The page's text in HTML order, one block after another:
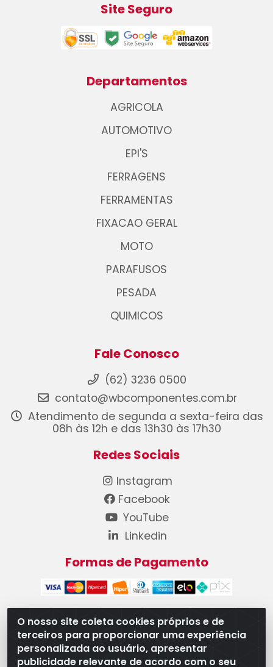
O nosso site coleta cookies próprios e de
terceiros para proporcionar uma experiência
personalizada ao usuário, apresentar
publicidade relevante de acordo com o seu
Site Seguro
Departamentos
AGRICOLA
AUTOMOTIVO
EPI'S
FERRAGENS
FERRAMENTAS
FIXACAO GERAL
MOTO
PARAFUSOS
PESADA
QUIMICOS
Fale Conosco
(62) 3236 0500
contato@wbcomponentes.com.br
Atendimento de segunda a sexta-feira das
08h às 12h e das 13h30 às 17h30
Redes Sociais
Instagram
Facebook
YouTube
Linkedin
Formas de Pagamento
WB Componentes Automotivos LTDA - CNPJ
08.528.393/0001-12 - Rua do Níquel, 667 - Parque
Oeste Industrial, Goiânia/GO - CEP 74375-660